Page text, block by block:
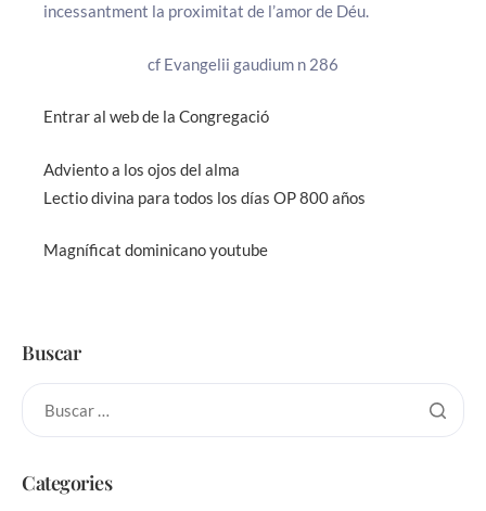
incessantment la proximitat de l’amor de Déu.
cf Evangelii gaudium n 286
Entrar al web de la Congregació
Adviento a los ojos del alma
Lectio divina para todos los días OP 800 años
Magníficat dominicano youtube
Buscar
Categories